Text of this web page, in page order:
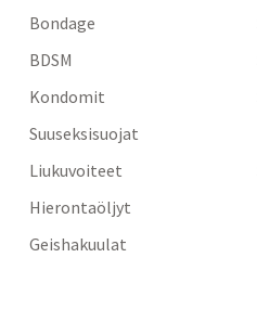
Bondage
BDSM
Kondomit
Suuseksisuojat
Liukuvoiteet
Hierontaöljyt
Geishakuulat